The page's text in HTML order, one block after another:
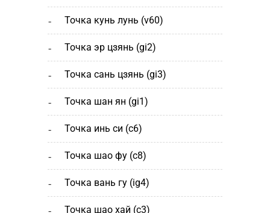
точка кунь лунь (v60)
точка эр цзянь (gi2)
точка сань цзянь (gi3)
точка шан ян (gi1)
точка инь си (c6)
точка шао фу (c8)
точка вань гу (ig4)
точка шао хай (с3)